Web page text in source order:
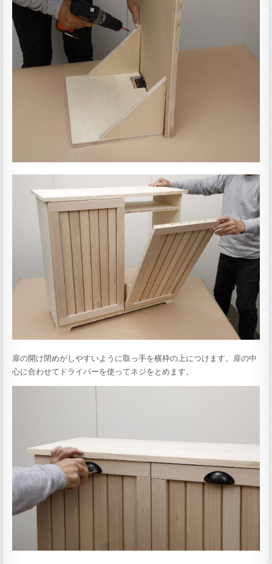
扉の開け閉めがしやすいように取っ手を横枠の上につけます。扉の中
心に合わせてドライバーを使ってネジをとめます。